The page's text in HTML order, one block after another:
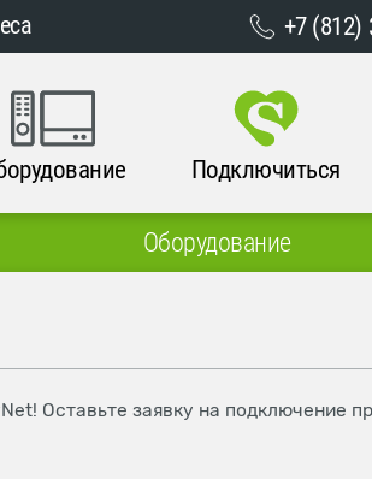
+7 (812)
Подключиться
Оборудование
Оставьте заявку на подключение